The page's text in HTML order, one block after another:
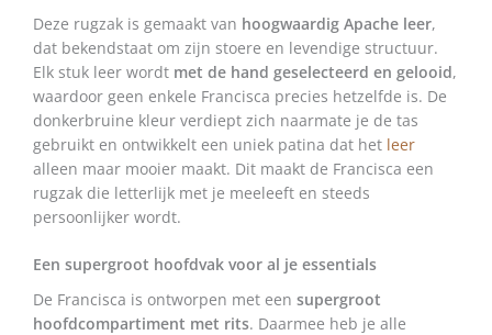
Deze rugzak is gemaakt van hoogwaardig Apache leer,
dat bekendstaat om zijn stoere en levendige structuur.
Elk stuk leer wordt met de hand geselecteerd en gelooid,
waardoor geen enkele Francisca precies hetzelfde is. De
donkerbruine kleur verdiept zich naarmate je de tas
gebruikt en ontwikkelt een uniek patina dat het leer
alleen maar mooier maakt. Dit maakt de Francisca een
rugzak die letterlijk met je meeleeft en steeds
persoonlijker wordt.
Een supergroot hoofdvak voor al je essentials
De Francisca is ontworpen met een supergroot
hoofdcompartiment met rits. Daarmee heb je alle